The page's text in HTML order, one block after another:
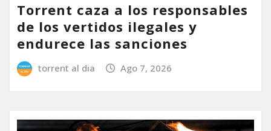
Torrent caza a los responsables
de los vertidos ilegales y
endurece las sanciones
torrent al dia Ago 7, 2026